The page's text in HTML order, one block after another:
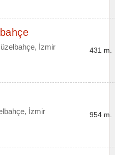
İzmir 431 m.
İzmir 954 m.